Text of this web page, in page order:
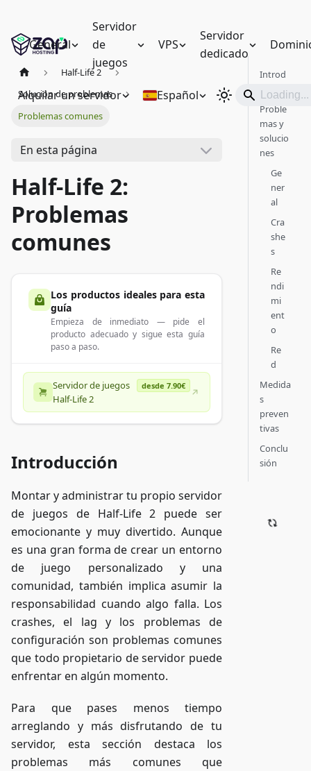
General
Servidor
de
juegos
VPS
Servidor
dedicado
Alquilar un servidor Español
Half-Life 2
Solución de problemas
Problemas comunes
En esta página
Half-Life 2:
Problemas
comunes
Los productos ideales para esta
guía
Empieza de inmediato — pide el
producto adecuado y sigue esta guía
paso a paso.
Servidor de juegos
Half-Life 2
desde 7.90€
Introducción
Montar y administrar tu propio servidor
de juegos de Half-Life 2 puede ser
emocionante y muy divertido. Aunque
es una gran forma de crear un entorno
de juego personalizado y una
comunidad, también implica asumir la
responsabilidad cuando algo falla. Los
crashes, el lag y los problemas de
configuración son problemas comunes
que todo propietario de servidor puede
enfrentar en algún momento.
Para que pases menos tiempo
arreglando y más disfrutando de tu
servidor, esta sección destaca los
problemas más comunes que
Introd
ucción
Proble
mas y
solucio
nes
Ge
ner
al
Cra
she
s
Re
ndi
mi
ent
o
Re
d
Medida
s
preven
tivas
Conclu
sión